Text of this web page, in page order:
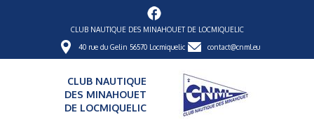
CLUB NAUTIQUE DES MINAHOUET DE LOCMIQUELIC
40 rue du Gelin 56570 Locmiquelic contact@cnml.eu
CLUB NAUTIQUE
DES MINAHOUET
DE LOCMIQUELIC